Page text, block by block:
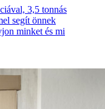
3,5 tonnás
segít önnek
minket és mi